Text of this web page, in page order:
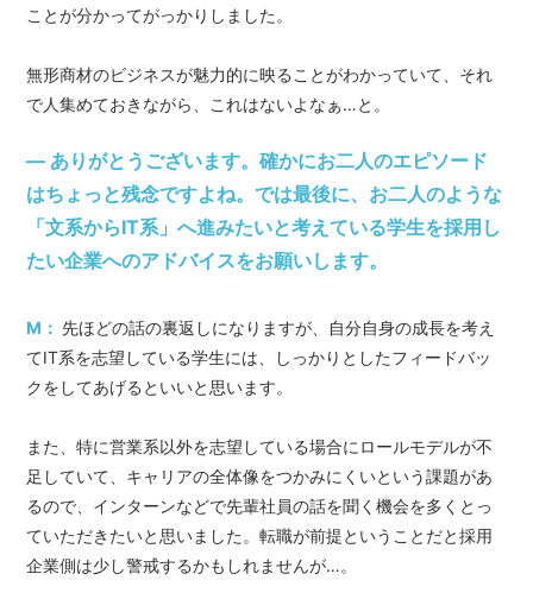
ことが分かってがっかりしました。
無形商材のビジネスが魅力的に映ることがわかっていて、それ
で人集めておきながら、これはないよなぁ…と。
― ありがとうございます。確かにお二人のエピソード
はちょっと残念ですよね。では最後に、お二人のような
「文系からIT系」へ進みたいと考えている学生を採用し
たい企業へのアドバイスをお願いします。
M：先ほどの話の裏返しになりますが、自分自身の成長を考え
てIT系を志望している学生には、しっかりとしたフィードバッ
クをしてあげるといいと思います。
また、特に営業系以外を志望している場合にロールモデルが不
足していて、キャリアの全体像をつかみにくいという課題があ
るので、インターンなどで先輩社員の話を聞く機会を多くとっ
ていただきたいと思いました。転職が前提ということだと採用
企業側は少し警戒するかもしれませんが…。